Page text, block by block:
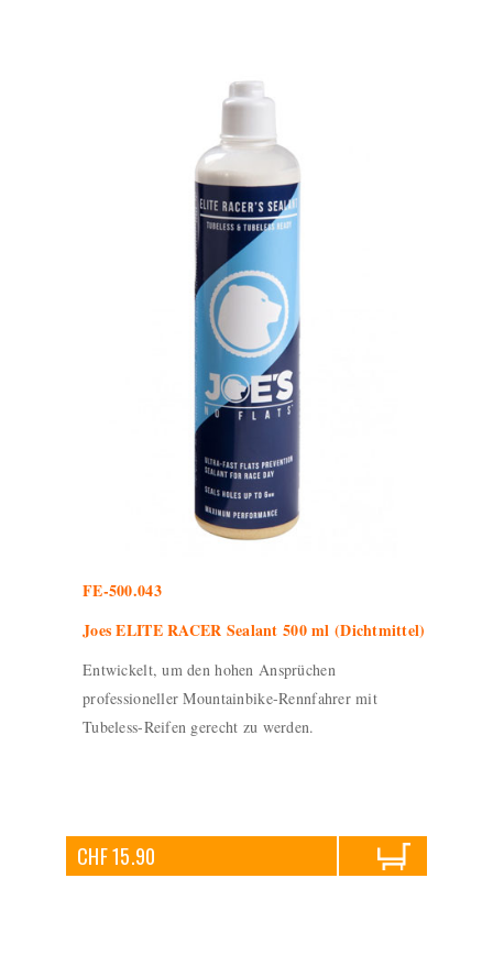
FE-500.043
Joes ELITE RACER Sealant 500 ml (Dichtmittel)
Entwickelt, um den hohen Ansprüchen
professioneller Mountainbike-Rennfahrer mit
Tubeless-Reifen gerecht zu werden.
CHF 15.90